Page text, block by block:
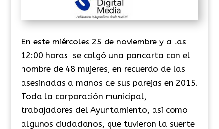
En este miércoles 25 de noviembre y a las
12:00 horas se colgó una pancarta con el
nombre de 48 mujeres, en recuerdo de las
asesinadas a manos de sus parejas en 2015.
Toda la corporación municipal,
trabajadores del Ayuntamiento, así como
algunos ciudadanos, que tuvieron la suerte